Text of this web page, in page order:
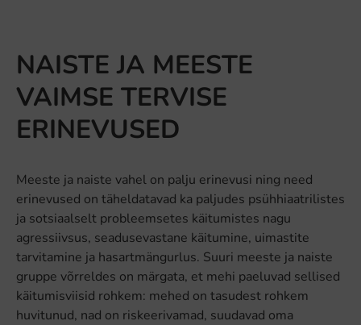
NAISTE JA MEESTE
VAIMSE TERVISE
ERINEVUSED
Meeste ja naiste vahel on palju erinevusi ning need
erinevused on täheldatavad ka paljudes psühhiaatrilistes
ja sotsiaalselt probleemsetes käitumistes nagu
agressiivsus, seadusevastane käitumine, uimastite
tarvitamine ja hasartmängurlus. Suuri meeste ja naiste
gruppe võrreldes on märgata, et mehi paeluvad sellised
käitumisviisid rohkem: mehed on tasudest rohkem
huvitunud, nad on riskeerivamad, suudavad oma